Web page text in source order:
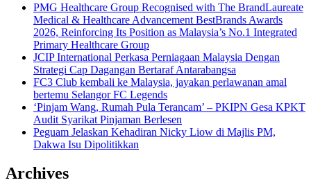
PMG Healthcare Group Recognised with The BrandLaureate
Medical & Healthcare Advancement BestBrands Awards
2026, Reinforcing Its Position as Malaysia’s No.1 Integrated
Primary Healthcare Group
JCIP International Perkasa Perniagaan Malaysia Dengan
Strategi Cap Dagangan Bertaraf Antarabangsa
FC3 Club kembali ke Malaysia, jayakan perlawanan amal
bertemu Selangor FC Legends
‘Pinjam Wang, Rumah Pula Terancam’ – PKIPN Gesa KPKT
Audit Syarikat Pinjaman Berlesen
Peguam Jelaskan Kehadiran Nicky Liow di Majlis PM,
Dakwa Isu Dipolitikkan
Archives